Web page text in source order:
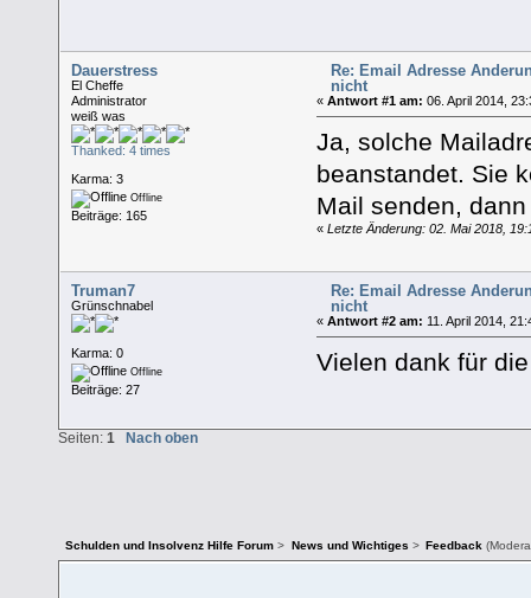
Dauerstress
El Cheffe
Administrator
weiß was
Thanked: 4 times
Karma: 3
Offline
Beiträge: 165
Re: Email Adresse
nicht
« Antwort #1 am: 06. April 2014,
Ja, solche
beanstandet. Sie
Mail senden,
« Letzte Änderung: 02. Mai 2018,
Truman7
Grünschnabel
Karma: 0
Offline
Beiträge: 27
Re: Email Adresse
nicht
« Antwort #2 am: 11. April 2014,
Vielen dank für
Seiten: 1 Nach oben
Schulden und Insolvenz Hilfe Forum > News und Wichtiges > Feedback